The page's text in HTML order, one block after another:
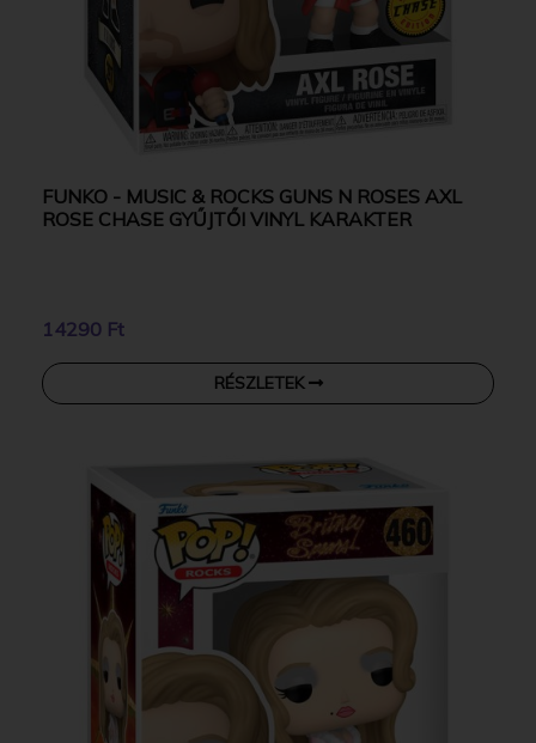
FUNKO - MUSIC & ROCKS GUNS N ROSES AXL
ROSE CHASE GYŰJTŐI VINYL KARAKTER
14290 Ft
RÉSZLETEK